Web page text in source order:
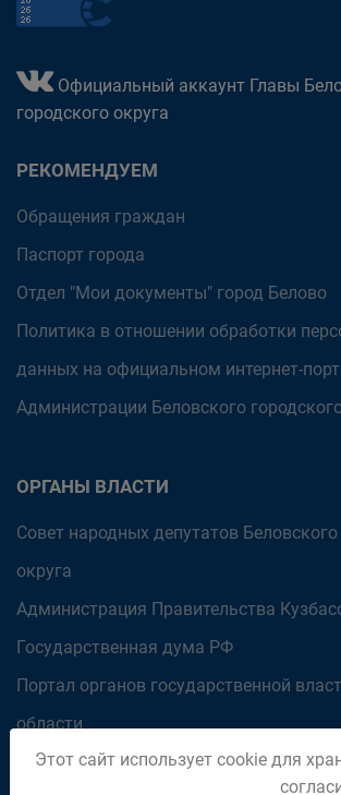
Официальный аккаунт Главы
городского округа
РЕКОМЕНДУЕМ
Обращения граждан
Паспорт города
Отдел "Мои документы" город Белово
Политика в отношении обработки
данных на официальном интернет-
Администрации Беловского
ОРГАНЫ ВЛАСТИ
Совет народных депутатов Беловского
округа
Администрация Правительства
Государственная дума РФ
Портал органов государственной
области
Парламент Кузбасса
Этот сайт использует cookie для